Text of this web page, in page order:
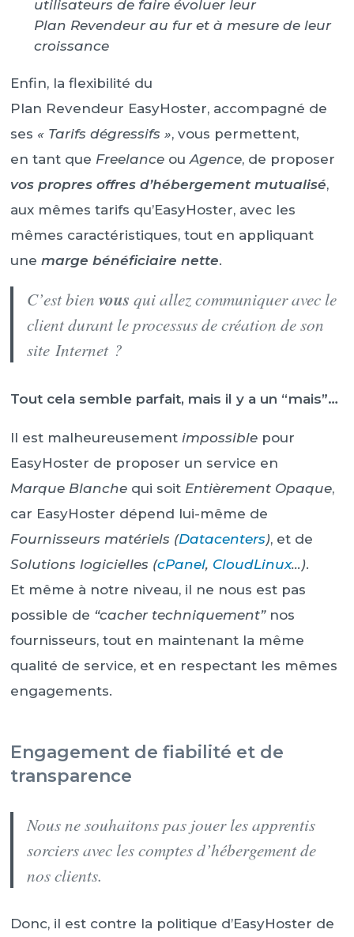
utilisateurs de faire évoluer leur
Plan Revendeur au fur et à mesure de leur
croissance
Enfin, la flexibilité du
Plan Revendeur EasyHoster, accompagné de
ses « Tarifs dégressifs », vous permettent,
en tant que Freelance ou Agence, de proposer
vos propres offres d’hébergement mutualisé,
aux mêmes tarifs qu’EasyHoster, avec les
mêmes caractéristiques, tout en appliquant
une marge bénéficiaire nette.
C’est bienvous qui allez communiquer avec le
client durant le processus de création de son
site Internet ?
Tout cela semble parfait, mais il y a un “mais”…
Il est malheureusement impossible pour
EasyHoster de proposer un service en
Marque Blanche qui soit Entièrement Opaque,
car EasyHoster dépend lui-même de
Fournisseurs matériels (Datacenters), et de
Solutions logicielles (cPanel, CloudLinux…).
Et même à notre niveau, il ne nous est pas
possible de “cacher techniquement”nos
fournisseurs, tout en maintenant la même
qualité de service, et en respectant les mêmes
engagements.
Engagement de fiabilité et de
transparence
Nous ne souhaitons pas jouer les apprentis
sorciers avec les comptes d’hébergement de
nos clients.
Donc, il est contre la politique d’EasyHoster de